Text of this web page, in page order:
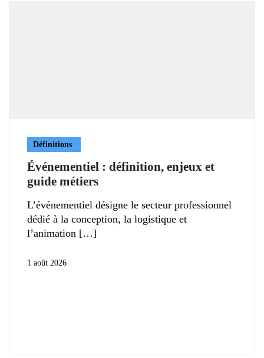
Définitions
Événementiel : définition, enjeux et
guide métiers
L’événementiel désigne le secteur professionnel
dédié à la conception, la logistique et
l’animation
1 août 2026